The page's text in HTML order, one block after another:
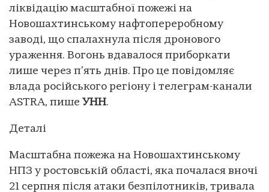
ліквідацію масштабної пожежі на
Новошахтинському нафтопереробному
заводі, що спалахнула після дронового
ураження. Вогонь вдавалося приборкати
лише через п’ять днів. Про це повідомляє
влада російського регіону і телеграм-канали
ASTRA, пише УНН.
Деталі
Масштабна пожежа на Новошахтинському
НПЗ у ростовській області, яка почалася вночі
21 серпня після атаки безпілотників, тривала